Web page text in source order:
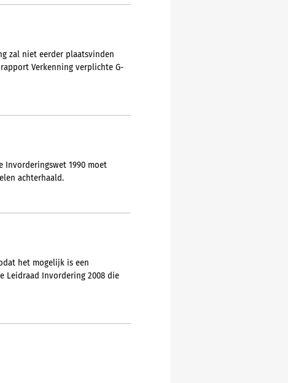
zal niet eerder plaatsvinden
Verkenning verplichte G-
Invorderingswet 1990 moet
achterhaald.
het mogelijk is een
Leidraad Invordering 2008 die